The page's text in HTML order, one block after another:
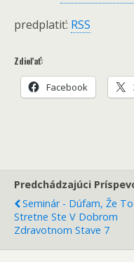
predplatiť: RSS
Zdieľať:
Facebook
Predchádzajúci
Seminár - Dúfam, Že To
Stretne Ste V Dobrom
Zdravotnom Stave 7